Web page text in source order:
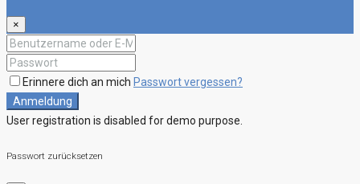
×
Erinnere dich an mich Passwort vergessen?
Anmeldung
User registration is disabled for demo purpose.
Passwort zurücksetzen